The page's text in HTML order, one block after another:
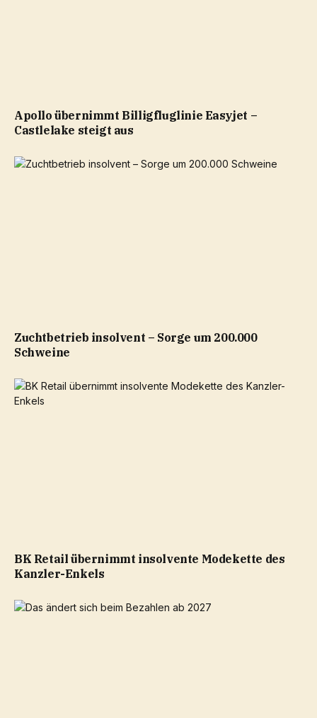
Apollo übernimmt Billigfluglinie Easyjet –
Castlelake steigt aus
Zuchtbetrieb insolvent – Sorge um 200.000
Schweine
BK Retail übernimmt insolvente Modekette des
Kanzler-Enkels